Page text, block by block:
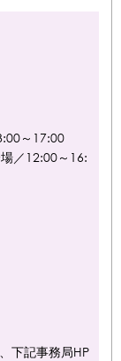
～17:00
／12:00～16:
下記事務局HP